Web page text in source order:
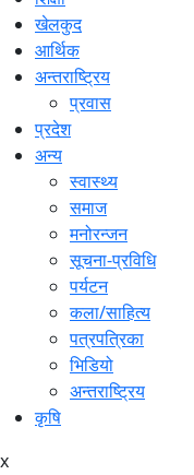
खेलकुद
आर्थिक
अन्तराष्ट्रिय
प्रवास
प्रदेश
अन्य
स्वास्थ्य
समाज
मनोरन्जन
सूचना-प्रविधि
पर्यटन
कला/साहित्य
पत्रपत्रिका
भिडियो
अन्तराष्ट्रिय
कृषि
x